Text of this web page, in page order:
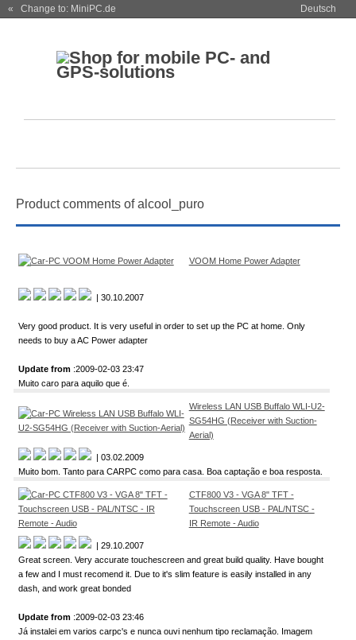
« Change to: MiniPC.de Deutsch
Product comments of alcool_puro
VOOM Home Power Adapter
| 30.10.2007
Very good product. It is very useful in order to set up the PC at home. Only
needs to buy a AC Power adapter
Update from :2009-02-03 23:47
Muito caro para aquilo que é.
Wireless LAN USB Buffalo WLI-U2-
SG54HG (Receiver with Suction-
Aerial)
| 03.02.2009
Muito bom. Tanto para CARPC como para casa. Boa captação e boa resposta.
CTF800 V3 - VGA 8" TFT -
Touchscreen USB - PAL/NTSC -
IR Remote - Audio
| 29.10.2007
Great screen. Very accurate touchescreen and great build quality. Have bought
a few and I must recomend it. Due to it's slim feature is easily installed in any
dash, and work great bonded
Update from :2009-02-03 23:46
Já instalei em varios carpc's e nunca ouvi nenhum tipo reclamação. Imagem